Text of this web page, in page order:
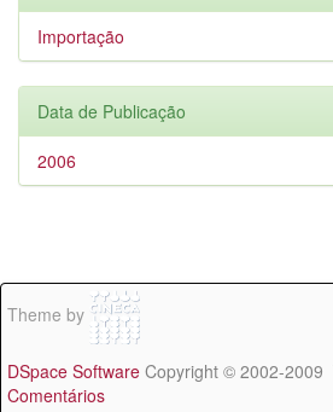
Importação
Data de Publicação
2006
Theme by
DSpace Software Copyright © 2002-2009
Comentários